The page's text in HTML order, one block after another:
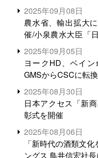
2025年09月08日
農水省、輸出拡大
催/小泉農水大臣「
る。米増産に向けて
2025年09月05日
ヨークHD、ベイ
GMSからCSCに転換
2025年08月30日
日本アクセス「新
彰式を開催
2025年08月06日
「新時代の酒類文
ングス 鳥井信宏社長